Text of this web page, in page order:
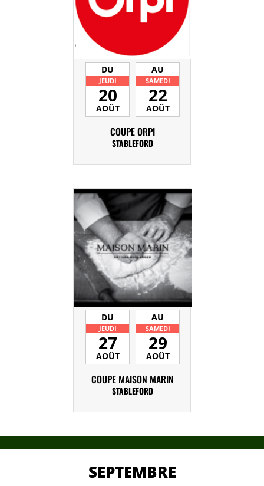
DU
JEUDI
20
AOÛT
AU
SAMEDI
22
AOÛT
COUPE ORPI
STABLEFORD
DU
JEUDI
27
AOÛT
AU
SAMEDI
29
AOÛT
COUPE MAISON MARIN
STABLEFORD
SEPTEMBRE